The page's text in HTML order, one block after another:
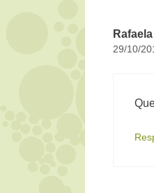
Rafaela
29/10/